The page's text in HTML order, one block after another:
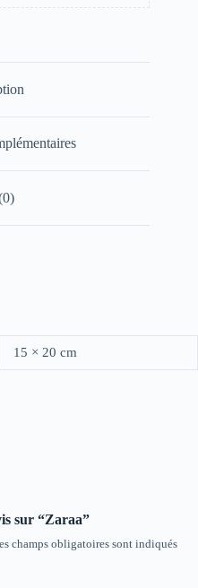
15 × 20 cm
sur “Zaraa”
champs obligatoires sont indiqués